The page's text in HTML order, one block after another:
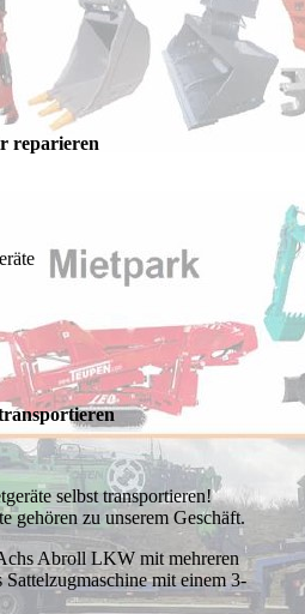
reparieren
selbst transportieren!
gehören zu unserem Geschäft.
Abroll LKW mit mehreren
mit einem 3-